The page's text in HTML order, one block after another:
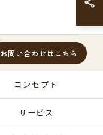
お問い合わせはこちら
コンセプト
サービス